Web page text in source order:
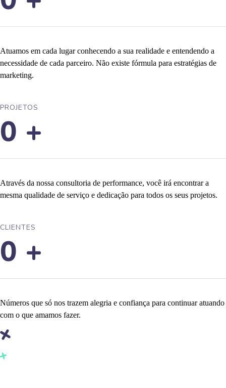
Atuamos em cada lugar conhecendo a sua realidade e entendendo a
necessidade de cada parceiro. Não existe fórmula para estratégias de
marketing.
PROJETOS
0 +
Através da nossa consultoria de performance, você irá encontrar a
mesma qualidade de serviço e dedicação para todos os seus projetos.
CLIENTES
0 +
Números que só nos trazem alegria e confiança para continuar atuando
com o que amamos fazer.